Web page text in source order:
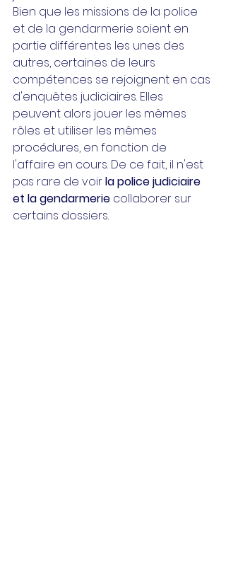
Bien que les missions de la police
et de la gendarmerie soient en
partie différentes les unes des
autres, certaines de leurs
compétences se rejoignent en cas
d'enquêtes judiciaires. Elles
peuvent alors jouer les mêmes
rôles et utiliser les mêmes
procédures, en fonction de
l'affaire en cours. De ce fait, il n'est
pas rare de voir la police judiciaire
et la gendarmerie collaborer sur
certains dossiers.